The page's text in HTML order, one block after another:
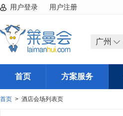
用户登录 用户注册
广州
首页 方案服务
首页 > 酒店会场列表页